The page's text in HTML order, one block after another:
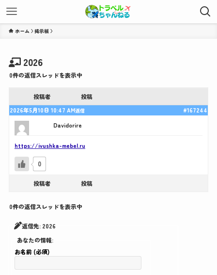
ホーム
2026
0件の返信スレッドを表示中
投稿者
投稿
2026年5月10日 10:47 AM
#167244
返信
Davidorire
https://ivushka-mebel.ru
0
投稿者 投稿
0件の返信スレッドを表示中
返信先: 2026
あなたの情報:
お名前 (必須)